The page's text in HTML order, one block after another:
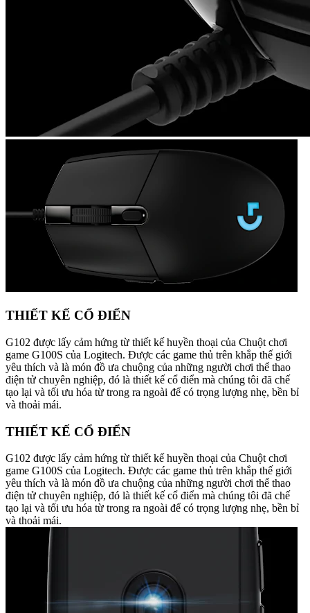
THIẾT KẾ CỔ ĐIỂN
G102 được lấy cảm hứng từ thiết kế huyền thoại của Chuột chơi
game G100S của Logitech. Được các game thủ trên khắp thế giới
yêu thích và là món đồ ưa chuộng của những người chơi thể thao
điện tử chuyên nghiệp, đó là thiết kế cổ điển mà chúng tôi đã chế
tạo lại và tối ưu hóa từ trong ra ngoài để có trọng lượng nhẹ, bền bỉ
và thoải mái.
THIẾT KẾ CỔ ĐIỂN
G102 được lấy cảm hứng từ thiết kế huyền thoại của Chuột chơi
game G100S của Logitech. Được các game thủ trên khắp thế giới
yêu thích và là món đồ ưa chuộng của những người chơi thể thao
điện tử chuyên nghiệp, đó là thiết kế cổ điển mà chúng tôi đã chế
tạo lại và tối ưu hóa từ trong ra ngoài để có trọng lượng nhẹ, bền bỉ
và thoải mái.